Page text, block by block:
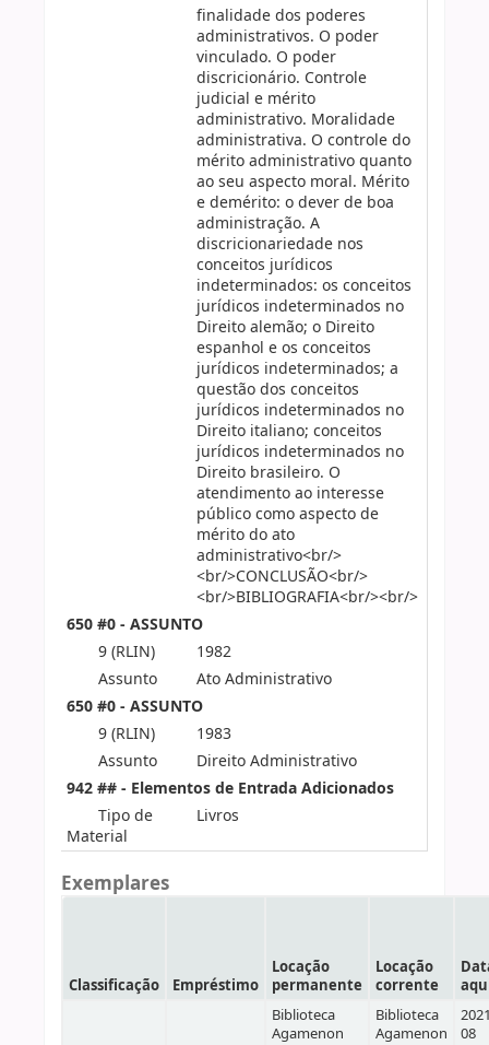
finalidade dos poderes
administrativos. O poder
vinculado. O poder
discricionário. Controle
judicial e mérito
administrativo. Moralidade
administrativa. O controle do
mérito administrativo quanto
ao seu aspecto moral. Mérito
e demérito: o dever de boa
administração. A
discricionariedade nos
conceitos jurídicos
indeterminados: os conceitos
jurídicos indeterminados no
Direito alemão; o Direito
espanhol e os conceitos
jurídicos indeterminados; a
questão dos conceitos
jurídicos indeterminados no
Direito italiano; conceitos
jurídicos indeterminados no
Direito brasileiro. O
atendimento ao interesse
público como aspecto de
mérito do ato
administrativo<br/>
<br/>CONCLUSÃO<br/>
<br/>BIBLIOGRAFIA<br/><br/>
650 #0 - ASSUNTO
9 (RLIN)
1982
Assunto
Ato Administrativo
650 #0 - ASSUNTO
9 (RLIN)
1983
Assunto
Direito Administrativo
942 ## - Elementos de Entrada Adicionados
Tipo de
Material
Livros
Exemplares
Classificação Empréstimo
Locação
permanente
Locação
corrente
Biblioteca
Agamenon
Biblioteca
Agamenon
08